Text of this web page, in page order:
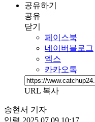
공유하기
공유
닫기
페이스북
네이버블로그
엑스
카카오톡
URL 복사
송현서 기자
입력 2025 07 09 10:17